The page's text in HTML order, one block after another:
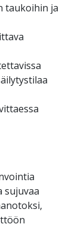
taukoihin ja
sujuvaa